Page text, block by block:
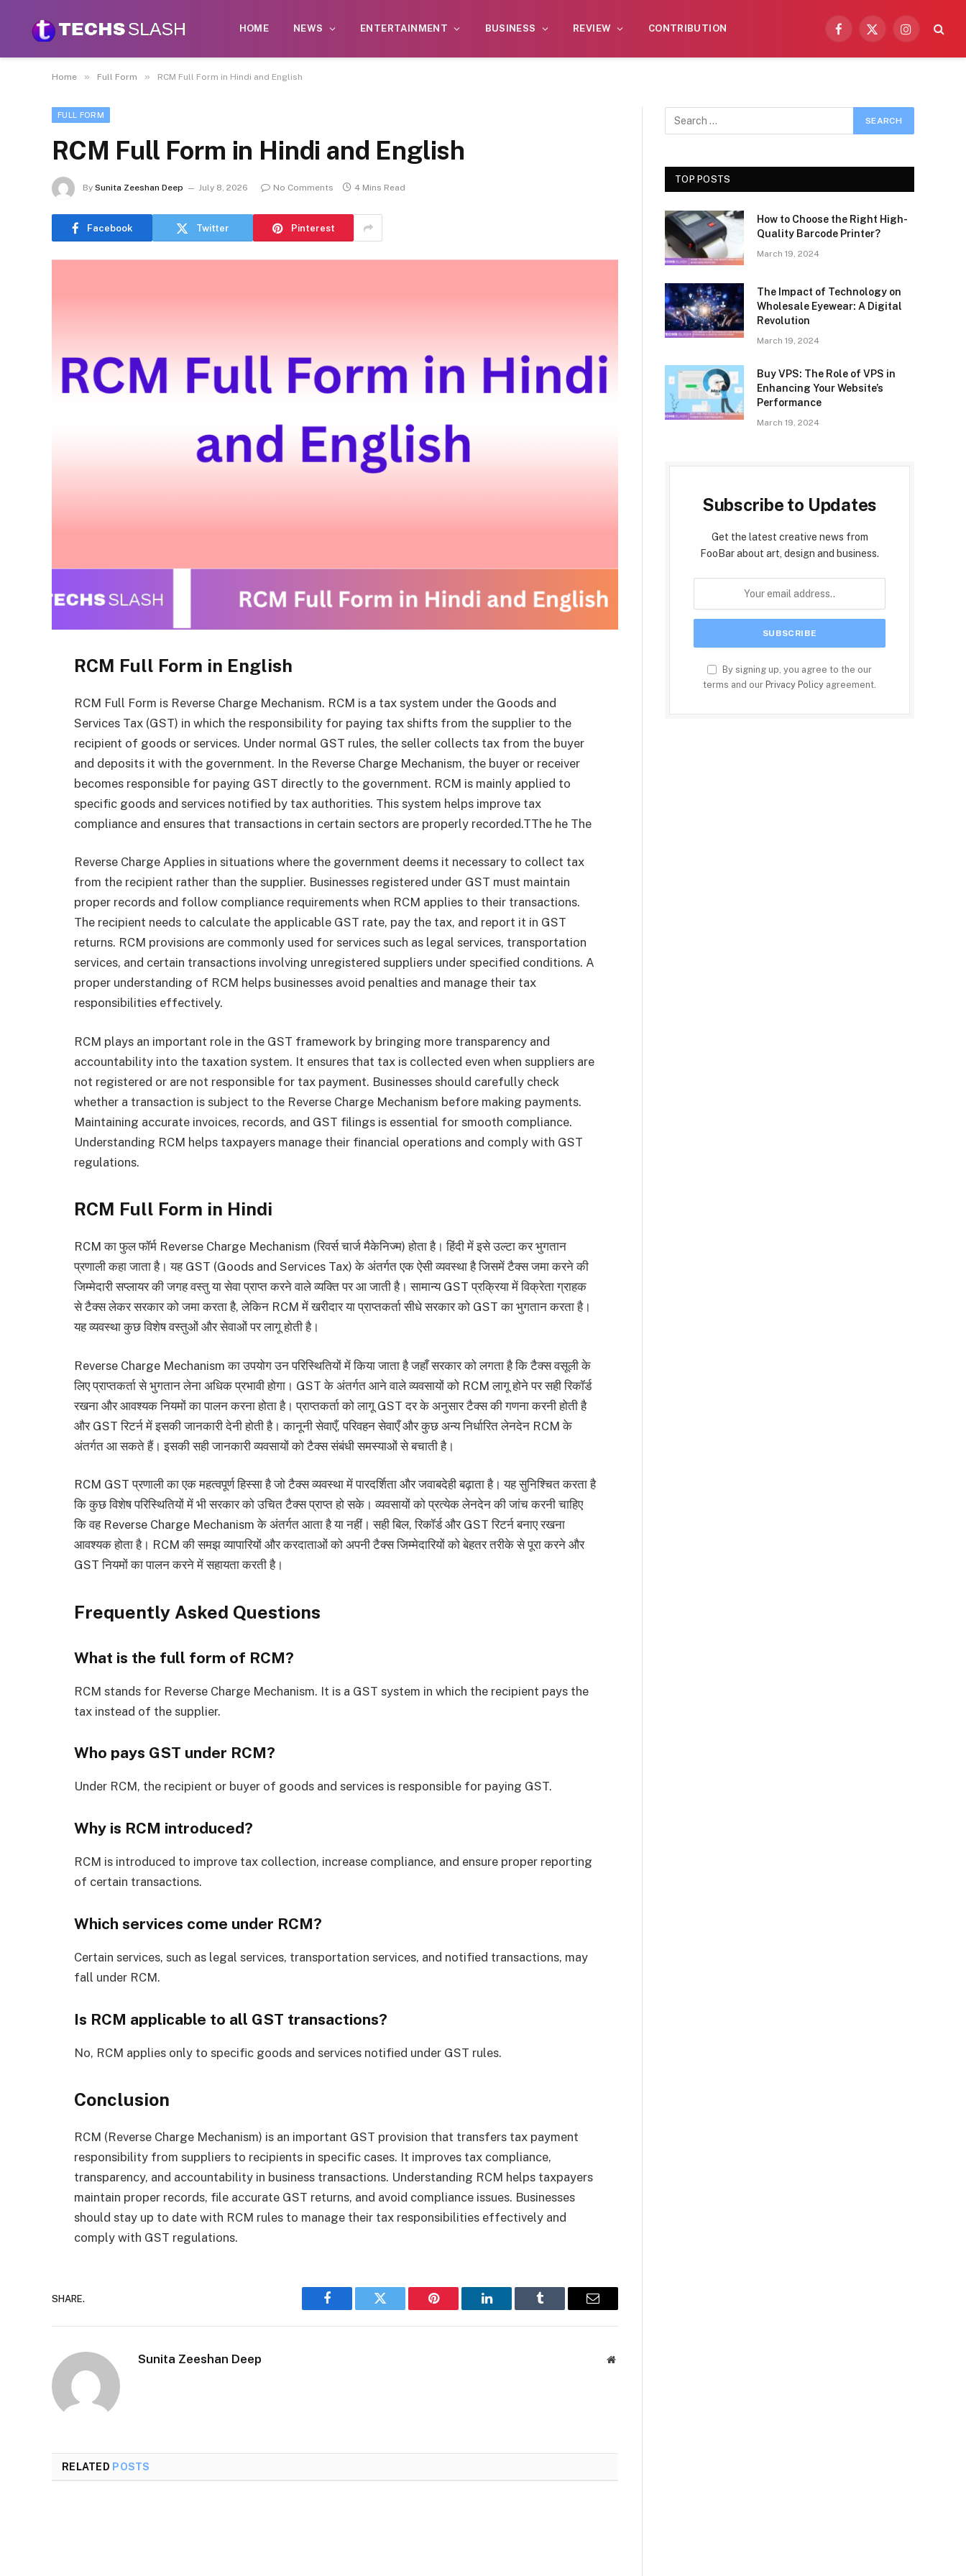
HOME NEWS ENTERTAINMENT BUSINESS REVIEW CONTRIBUTION
Facebook
X
Instagram
Home » Full Form » RCM Full Form in Hindi and English
FULL FORM
RCM Full Form in Hindi and English
By Sunita Zeeshan Deep July 8, 2026 No Comments 4 Mins Read
Facebook Twitter Pinterest
RCM Full Form in English
RCM Full Form is Reverse Charge Mechanism. RCM is a tax system under the Goods and
Services Tax (GST) in which the responsibility for paying tax shifts from the supplier to the
recipient of goods or services. Under normal GST rules, the seller collects tax from the buyer
and deposits it with the government. In the Reverse Charge Mechanism, the buyer or receiver
becomes responsible for paying GST directly to the government. RCM is mainly applied to
specific goods and services notified by tax authorities. This system helps improve tax
compliance and ensures that transactions in certain sectors are properly recorded.TThe he The
Reverse Charge Applies in situations where the government deems it necessary to collect tax
from the recipient rather than the supplier. Businesses registered under GST must maintain
proper records and follow compliance requirements when RCM applies to their transactions.
The recipient needs to calculate the applicable GST rate, pay the tax, and report it in GST
returns. RCM provisions are commonly used for services such as legal services, transportation
services, and certain transactions involving unregistered suppliers under specified conditions. A
proper understanding of RCM helps businesses avoid penalties and manage their tax
responsibilities effectively.
RCM plays an important role in the GST framework by bringing more transparency and
accountability into the taxation system. It ensures that tax is collected even when suppliers are
not registered or are not responsible for tax payment. Businesses should carefully check
whether a transaction is subject to the Reverse Charge Mechanism before making payments.
Maintaining accurate invoices, records, and GST filings is essential for smooth compliance.
Understanding RCM helps taxpayers manage their financial operations and comply with GST
regulations.
RCM Full Form in Hindi
RCM का फुल फॉर्म Reverse Charge Mechanism (रिवर्स चार्ज मैकेनिज्म) होता है। हिंदी में इसे उल्टा कर भुगतान
प्रणाली कहा जाता है। यह GST (Goods and Services Tax) के अंतर्गत एक ऐसी व्यवस्था है जिसमें टैक्स जमा करने की
जिम्मेदारी सप्लायर की जगह वस्तु या सेवा प्राप्त करने वाले व्यक्ति पर आ जाती है। सामान्य GST प्रक्रिया में विक्रेता ग्राहक
से टैक्स लेकर सरकार को जमा करता है, लेकिन RCM में खरीदार या प्राप्तकर्ता सीधे सरकार को GST का भुगतान करता है।
यह व्यवस्था कुछ विशेष वस्तुओं और सेवाओं पर लागू होती है।
Reverse Charge Mechanism का उपयोग उन परिस्थितियों में किया जाता है जहाँ सरकार को लगता है कि टैक्स वसूली के
लिए प्राप्तकर्ता से भुगतान लेना अधिक प्रभावी होगा। GST के अंतर्गत आने वाले व्यवसायों को RCM लागू होने पर सही रिकॉर्ड
रखना और आवश्यक नियमों का पालन करना होता है। प्राप्तकर्ता को लागू GST दर के अनुसार टैक्स की गणना करनी होती है
और GST रिटर्न में इसकी जानकारी देनी होती है। कानूनी सेवाएँ, परिवहन सेवाएँ और कुछ अन्य निर्धारित लेनदेन RCM के
अंतर्गत आ सकते हैं। इसकी सही जानकारी व्यवसायों को टैक्स संबंधी समस्याओं से बचाती है।
RCM GST प्रणाली का एक महत्वपूर्ण हिस्सा है जो टैक्स व्यवस्था में पारदर्शिता और जवाबदेही बढ़ाता है। यह सुनिश्चित करता है
कि कुछ विशेष परिस्थितियों में भी सरकार को उचित टैक्स प्राप्त हो सके। व्यवसायों को प्रत्येक लेनदेन की जांच करनी चाहिए
कि वह Reverse Charge Mechanism के अंतर्गत आता है या नहीं। सही बिल, रिकॉर्ड और GST रिटर्न बनाए रखना
आवश्यक होता है। RCM की समझ व्यापारियों और करदाताओं को अपनी टैक्स जिम्मेदारियों को बेहतर तरीके से पूरा करने और
GST नियमों का पालन करने में सहायता करती है।
Frequently Asked Questions
What is the full form of RCM?
RCM stands for Reverse Charge Mechanism. It is a GST system in which the recipient pays the
tax instead of the supplier.
Who pays GST under RCM?
Under RCM, the recipient or buyer of goods and services is responsible for paying GST.
Why is RCM introduced?
RCM is introduced to improve tax collection, increase compliance, and ensure proper reporting
of certain transactions.
Which services come under RCM?
Certain services, such as legal services, transportation services, and notified transactions, may
fall under RCM.
Is RCM applicable to all GST transactions?
No, RCM applies only to specific goods and services notified under GST rules.
Conclusion
RCM (Reverse Charge Mechanism) is an important GST provision that transfers tax payment
responsibility from suppliers to recipients in specific cases. It improves tax compliance,
transparency, and accountability in business transactions. Understanding RCM helps taxpayers
maintain proper records, file accurate GST returns, and avoid compliance issues. Businesses
should stay up to date with RCM rules to manage their tax responsibilities effectively and
comply with GST regulations.
SHARE.
Facebook Twitter Pinterest LinkedIn Tumblr Email
Sunita Zeeshan Deep Website
RELATED POSTS
TOP POSTS
How to Choose the Right High-
Quality Barcode Printer?
March 19, 2024
The Impact of Technology on
Wholesale Eyewear: A Digital
Revolution
March 19, 2024
Buy VPS: The Role of VPS in
Enhancing Your Website’s
Performance
March 19, 2024
Subscribe to Updates
Get the latest creative news from
FooBar about art, design and business.
By signing up, you agree to the our
terms and our Privacy Policy agreement.